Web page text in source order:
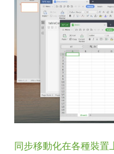
同步移動化在各種裝置